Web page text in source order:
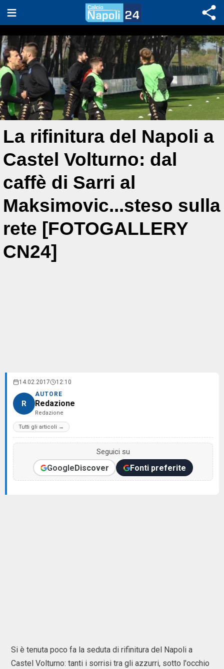
La rifinitura del Napoli a
Castel Volturno: dal
caffè di Sarri al
Maksimovic...steso sulla
rete [FOTOGALLERY
CN24]
14.02.2017 12:10
R
AUTORE
Redazione
Redazione
Tutti gli articoli →
Seguici su
GoogleDiscover Fonti preferite
Si è tenuta poco fa la seduta di rifinitura del Napoli a
Castel Volturno: tanti i sorrisi tra gli azzurri, sotto l'occhio